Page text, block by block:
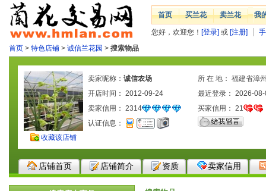
首页 买兰花 卖兰花 我
您好，欢迎您！ [登录] 或 [注册]
首页 > 特色店铺 > 诚信兰花园 > 搜索物品
收藏该店铺
卖家昵称： 诚信农场
所 在 地： 福建省漳
开店时间： 2012-09-24
最近登录： 2026-
卖家信用： 2314 买家信用： 21
认证信息：
店铺首页 店铺简介 资质 卖家信用